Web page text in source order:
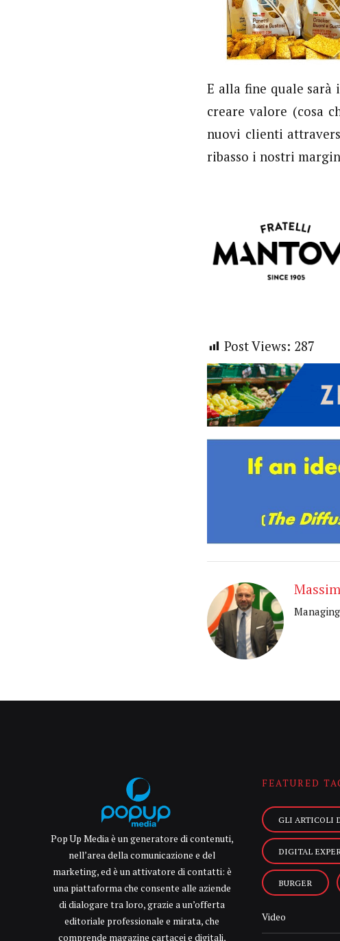
E alla fine quale
creare valore (cosa
nuovi clienti
ribasso i nostri
Post Views: 287
Pop Up Media è un generatore di contenuti,
nell’area della comunicazione e del
marketing, ed è un attivatore di contatti: è
una piattaforma che consente alle aziende
di dialogare tra loro, grazie a un’offerta
editoriale professionale e mirata, che
comprende magazine cartacei e digitali,
FEATURED
GLI ARTICOLI
DIGITAL
BURGER
Video